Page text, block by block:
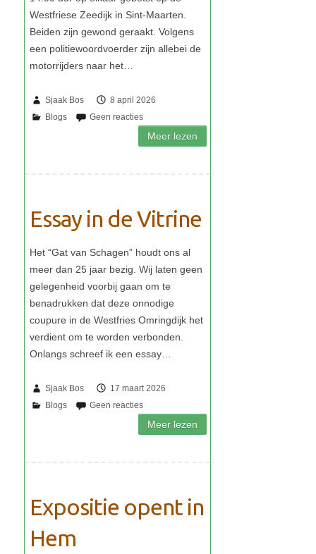
Sjaak Bos 8 april 2026
Essay in de Vitrine
Sjaak Bos 17 maart 2026
Expositie opent in
Hem